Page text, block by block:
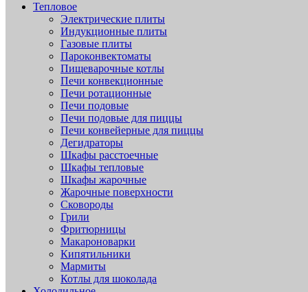
Тепловое
Электрические плиты
Индукционные плиты
Газовые плиты
Пароконвектоматы
Пищеварочные котлы
Печи конвекционные
Печи ротационные
Печи подовые
Печи подовые для пиццы
Печи конвейерные для пиццы
Дегидраторы
Шкафы расстоечные
Шкафы тепловые
Шкафы жарочные
Жарочные поверхности
Сковороды
Грили
Фритюрницы
Макароноварки
Кипятильники
Мармиты
Котлы для шоколада